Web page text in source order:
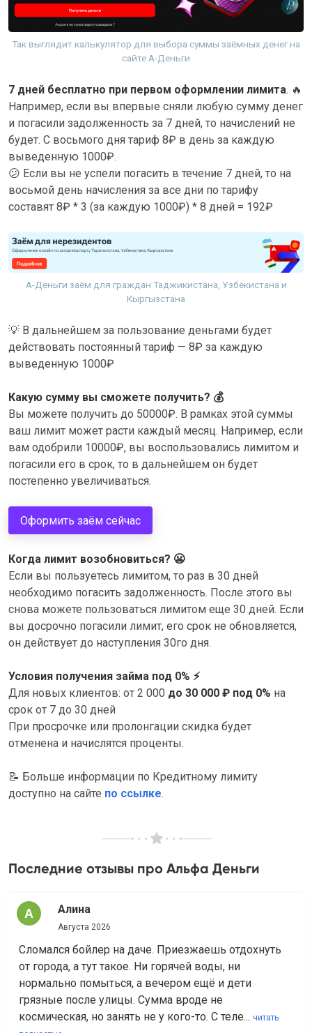
Так выглядит калькулятор для выбора суммы заёмных денег на
сайте А-Деньги
7 дней бесплатно при первом оформлении лимита. 🔥
Например, если вы впервые сняли любую сумму денег
и погасили задолженность за 7 дней, то начислений не
будет. С восьмого дня тариф 8₽ в день за каждую
выведенную 1000₽.
😕 Если вы не успели погасить в течение 7 дней, то на
восьмой день начисления за все дни по тарифу
составят 8₽ * 3 (за каждую 1000₽) * 8 дней = 192₽
А-Деньги заём для граждан Таджикистана, Узбекистана и
Кыргызстана
💡 В дальнейшем за пользование деньгами будет
действовать постоянный тариф — 8₽ за каждую
выведенную 1000₽
Какую сумму вы сможете получить? 💰
Вы можете получить до 50000₽. В рамках этой суммы
ваш лимит может расти каждый месяц. Например, если
вам одобрили 10000₽, вы воспользовались лимитом и
погасили его в срок, то в дальнейшем он будет
постепенно увеличиваться.
Оформить заём сейчас
Когда лимит возобновиться? 😬
Если вы пользуетесь лимитом, то раз в 30 дней
необходимо погасить задолженность. После этого вы
снова можете пользоваться лимитом еще 30 дней. Если
вы досрочно погасили лимит, его срок не обновляется,
он действует до наступления 30го дня.
Условия получения займа под 0% ⚡
Для новых клиентов: от 2 000 до 30 000 ₽ под 0% на
срок от 7 до 30 дней
При просрочке или пролонгации скидка будет
отменена и начислятся проценты.
📝 Больше информации по Кредитному лимиту
доступно на сайте по ссылке.
Последние отзывы про Альфа Деньги
Алина
Августа 2026
Сломался бойлер на даче. Приезжаешь отдохнуть
от города, а тут такое. Ни горячей воды, ни
нормально помыться, а вечером ещё и дети
грязные после улицы. Сумма вроде не
космическая, но занять не у кого-то. С теле... читать